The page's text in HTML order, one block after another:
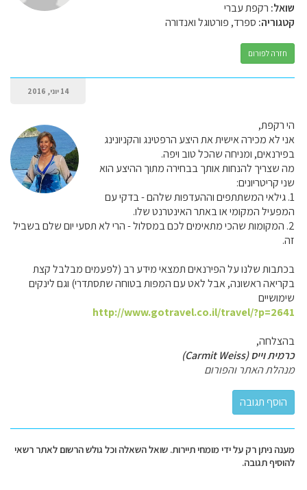
שואל: רקפת עברי
קטגוריה: ספרד, פורטוגל ואנדורה
חזרה לפורום
14 יוני, 2016
הי רקפת,
אני לא מכירה אישית את היצע הרפטינג והקניונינג
בפירנאים, ומניחה שהכל טוב ויפה.
מה שצריך להנחות אותך בבחירה מתוך ההיצע הוא
שני קריטריונים:
1. גילאי המשתתפים וההעדפות שלהם - בדקי עם
המפעיל המקומי או באתר האינטרנט שלו.
2. המקומות שהכי מתאימים לכם במסלול - הרי לא תסעי יום שלם בשביל
זה.
בכתבות שלנו על הפירנאים תמצאי מידע רב (לפעמים מבלבל קצת
בקריאה ראשונה, אבל לאט עם המפות בטוחה שתסתדרי) וגם לינקים
שימושיים
http://www.gotravel.co.il/travel/?p=2641
בהצלחה,
כרמית וייס (Carmit Weiss)
מנהלת האתר והפורום
מענה ניתן רק על ידי מומחי תיירות. שואל השאלה וכל גולש הרשום לאתר רשאי
להוסיף תגובה.